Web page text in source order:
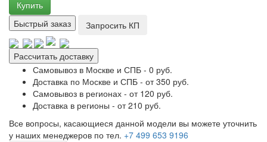
Купить
Быстрый заказ
Запросить КП
Рассчитать доставку
Самовывоз в Москве и СПБ - 0 руб.
Доставка по Москве и СПБ - от 350 руб.
Самовывоз в регионах - от 120 руб.
Доставка в регионы - от 210 руб.
Все вопросы, касающиеся данной модели вы можете уточнить
у наших менеджеров по тел. +7 499 653 9196